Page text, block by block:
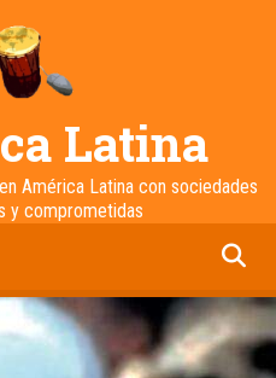
Latina
América Latina con sociedades
y comprometidas